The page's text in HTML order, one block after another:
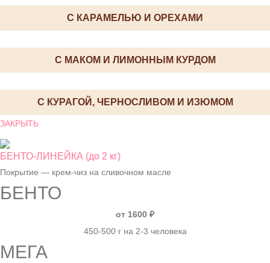
С КАРАМЕЛЬЮ И ОРЕХАМИ
С МАКОМ И ЛИМОННЫМ КУРДОМ
С КУРАГОЙ, ЧЕРНОСЛИВОМ И ИЗЮМОМ
ЗАКРЫТЬ
БЕНТО-ЛИНЕЙКА (до 2 кг)
Покрытие — крем-чиз на сливочном масле
БЕНТО
от 1600 ₽
450-500 г на 2-3 человека
МЕГА